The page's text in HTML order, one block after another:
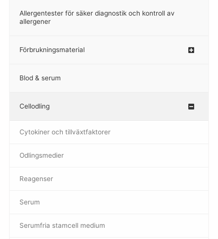
Allergentester för säker diagnostik och kontroll av
allergener
–
Förbrukningsmaterial
Blod & serum
Cellodling
–
Cytokiner och tillväxtfaktorer
Odlingsmedier
Reagenser
Serum
Serumfria stamcell medium